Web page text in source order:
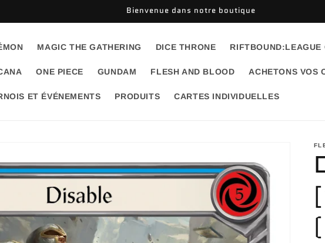
Bienvenue dans notre boutique
MAGIC THE GATHERING DICE THRONE RIFTBOUND:LEAGUE
ONE PIECE GUNDAM FLESH AND BLOOD ACHETONS VOS
ET ÉVÉNEMENTS PRODUITS CARTES INDIVIDUELLES